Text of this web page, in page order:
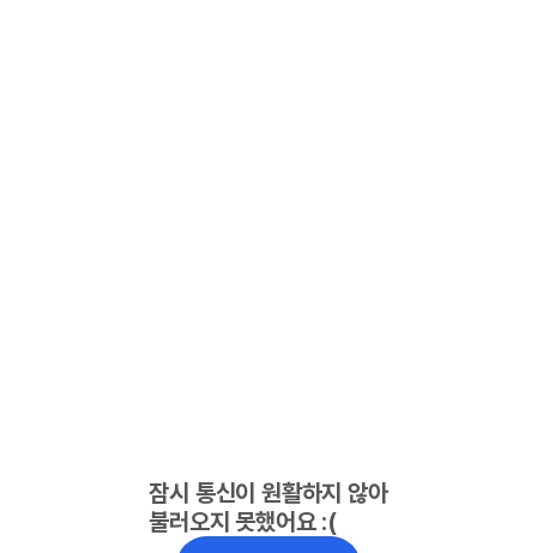
잠시 통신이 원활하지 않아
불러오지 못했어요 :(